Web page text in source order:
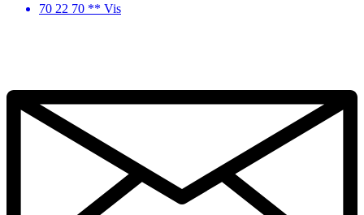
70 22 70 ** Vis